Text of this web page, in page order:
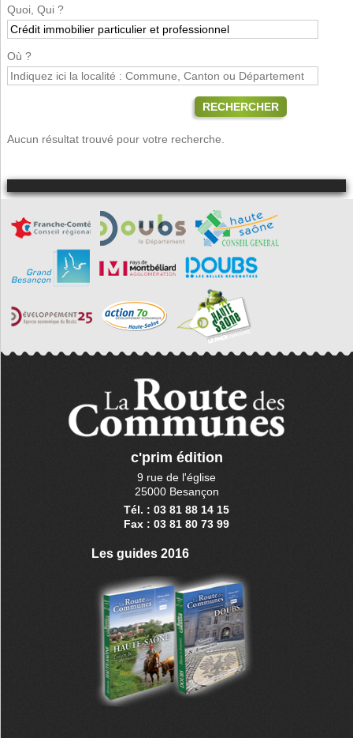
Quoi, Qui ?
Où ?
RECHERCHER
Aucun résultat trouvé pour votre recherche.
c'prim édition
9 rue de l'église
25000 Besançon
Tél. : 03 81 88 14 15
Fax : 03 81 80 73 99
Les guides 2016